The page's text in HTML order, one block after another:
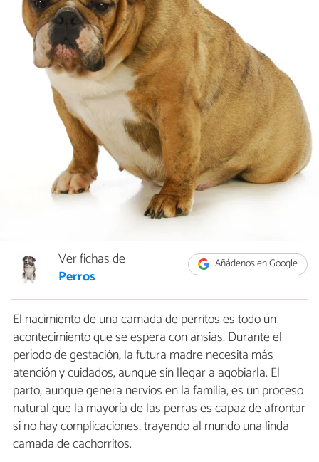
Añádenos en Google
Ver fichas de
Perros
El nacimiento de una camada de perritos es todo un
acontecimiento que se espera con ansias. Durante el
período de gestación, la futura madre necesita más
atención y cuidados, aunque sin llegar a agobiarla. El
parto, aunque genera nervios en la familia, es un proceso
natural que la mayoría de las perras es capaz de afrontar
si no hay complicaciones, trayendo al mundo una linda
camada de cachorritos.